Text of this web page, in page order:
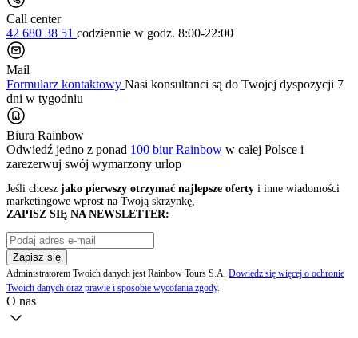
Call center
42 680 38 51 codziennie w godz. 8:00-22:00
Mail
Formularz kontaktowy Nasi konsultanci są do Twojej dyspozycji 7
dni w tygodniu
Biura Rainbow
Odwiedź jedno z ponad 100 biur Rainbow w całej Polsce i
zarezerwuj swój wymarzony urlop
Jeśli chcesz jako pierwszy otrzymać najlepsze oferty i inne wiadomości
marketingowe wprost na Twoją skrzynkę,
ZAPISZ SIĘ NA NEWSLETTER:
Zapisz się
Administratorem Twoich danych jest Rainbow Tours S.A. Dowiedz się więcej o ochronie
Twoich danych oraz prawie i sposobie wycofania zgody.
O nas